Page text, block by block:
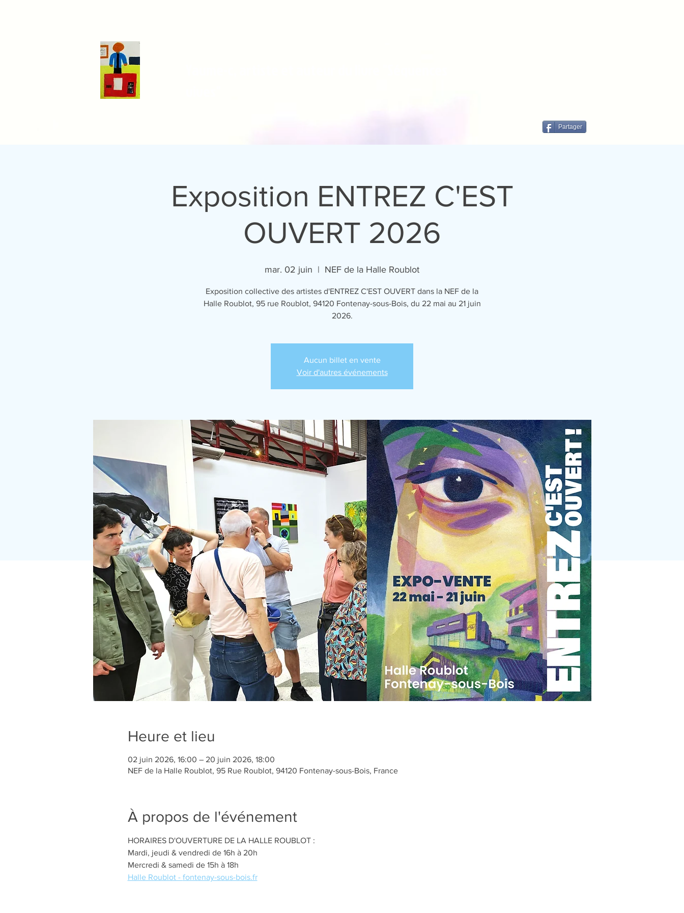
Partager
Exposition ENTREZ C'EST
OUVERT 2026
mar. 02 juin
  |
NEF de la Halle Roublot
Exposition collective des artistes d'ENTREZ C'EST OUVERT dans la NEF de la
Halle Roublot, 95 rue Roublot, 94120 Fontenay-sous-Bois, du 22 mai au 21 juin
2026.
Aucun billet en vente
Voir d'autres événements
Heure et lieu
02 juin 2026, 16:00 – 20 juin 2026, 18:00
NEF de la Halle Roublot, 95 Rue Roublot, 94120 Fontenay-sous-Bois, France
À propos de l'événement
HORAIRES D'OUVERTURE DE LA HALLE ROUBLOT :
Mardi, jeudi & vendredi de 16h à 20h
Mercredi & samedi de 15h à 18h
Halle Roublot - fontenay-sous-bois.fr